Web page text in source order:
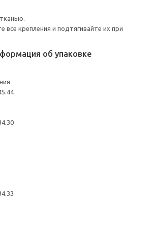
все крепления и подтягивайте их при
об упаковке